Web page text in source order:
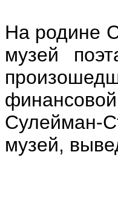
На родине
музей
Сулейман-
музей,